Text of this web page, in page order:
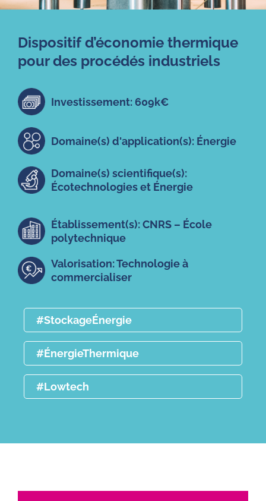
Dispositif d’économie thermique
pour des procédés industriels
Investissement: 609k€
Domaine(s) d'application(s): Énergie
Domaine(s) scientifique(s):
Écotechnologies et Énergie
Établissement(s): CNRS – École
polytechnique
Valorisation: Technologie à
commercialiser
#StockageÉnergie
#ÉnergieThermique
#Lowtech